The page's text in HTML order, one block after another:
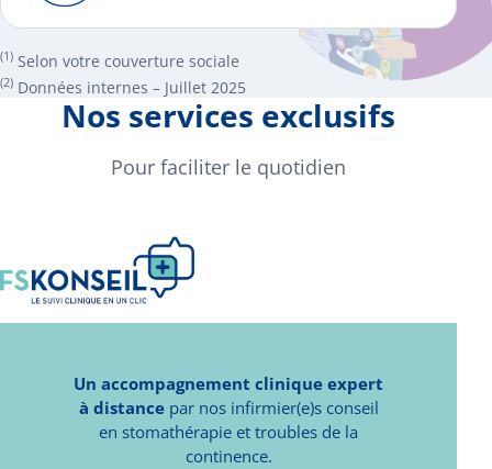
(1) Selon votre couverture sociale
(2) Données internes – Juillet 2025
Nos services exclusifs
Pour faciliter le quotidien
Un accompagnement clinique expert
à distancepar nos infirmier(e)s conseil
en stomathérapie et troubles de la
continence.